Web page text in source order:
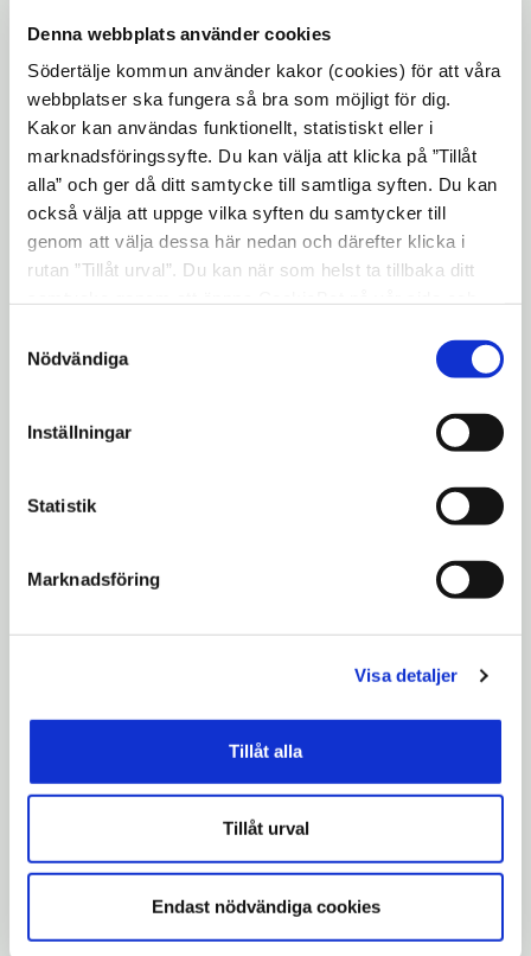
Denna webbplats använder cookies
Södertälje kommun använder kakor (cookies) för att våra
webbplatser ska fungera så bra som möjligt för dig.
Kakor kan användas funktionellt, statistiskt eller i
marknadsföringssyfte. Du kan välja att klicka på ”Tillåt
alla” och ger då ditt samtycke till samtliga syften. Du kan
också välja att uppge vilka syften du samtycker till
genom att välja dessa här nedan och därefter klicka i
rutan ”Tillåt urval”. Du kan när som helst ta tillbaka ditt
"Visa detaljer" kan du läsa om hur kakorna används och
hur vi och våra leverantörer inhämtar och behandlar
Nödvändiga
Inställningar
Statistik
Marknadsföring
Visa detaljer
Tillåt alla
Tillåt urval
Endast nödvändiga cookies
huset scoutstuga. Ekdahlstugan är huset till
höger om gatan. Fotograf: Göran Gelotte.